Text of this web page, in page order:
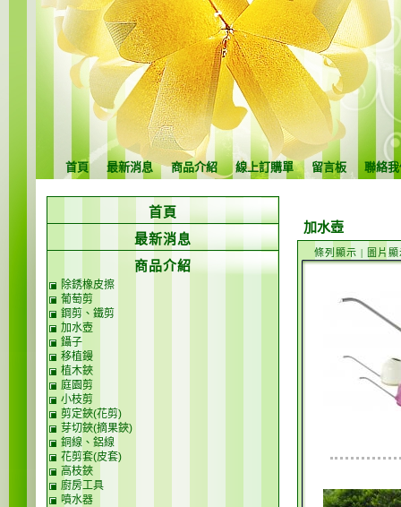
首頁 最新消息 商品介紹 線上訂購單 留言板 聯絡
加水壺
條列顯示 | 圖片顯
首頁
最新消息
商品介紹
除銹橡皮擦
葡萄剪
鋼剪、鐵剪
加水壺
鑷子
移植鏝
植木鋏
庭園剪
小枝剪
剪定鋏(花剪)
芽切鋏(摘果鋏)
銅線、鋁線
花剪套(皮套)
高枝鋏
廚房工具
噴水器